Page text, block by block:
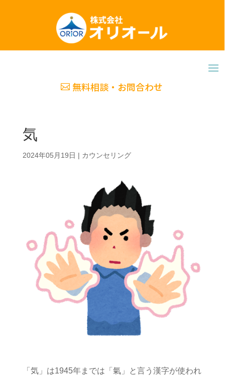
無料相談・お問合わせ
気
2024年05月19日 | カウンセリング
「気」は1945年までは「氣」と言う漢字が使われ